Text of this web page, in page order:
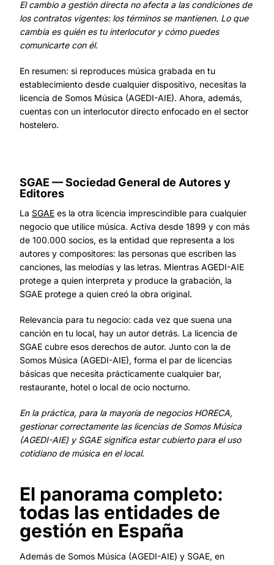
El cambio a gestión directa no afecta a las condiciones de
los contratos vigentes: los términos se mantienen. Lo que
cambia es quién es tu interlocutor y cómo puedes
comunicarte con él.
En resumen: si reproduces música grabada en tu
establecimiento desde cualquier dispositivo, necesitas la
licencia de Somos Música (AGEDI-AIE). Ahora, además,
cuentas con un interlocutor directo enfocado en el sector
hostelero.
SGAE — Sociedad General de Autores y
Editores
La SGAE es la otra licencia imprescindible para cualquier
negocio que utilice música. Activa desde 1899 y con más
de 100.000 socios, es la entidad que representa a los
autores y compositores: las personas que escriben las
canciones, las melodías y las letras. Mientras AGEDI-AIE
protege a quien interpreta y produce la grabación, la
SGAE protege a quien creó la obra original.
Relevancia para tu negocio: cada vez que suena una
canción en tu local, hay un autor detrás. La licencia de
SGAE cubre esos derechos de autor. Junto con la de
Somos Música (AGEDI-AIE), forma el par de licencias
básicas que necesita prácticamente cualquier bar,
restaurante, hotel o local de ocio nocturno.
En la práctica, para la mayoría de negocios HORECA,
gestionar correctamente las licencias de Somos Música
(AGEDI-AIE) y SGAE significa estar cubierto para el uso
cotidiano de música en el local.
El panorama completo:
todas las entidades de
gestión en España
Además de Somos Música (AGEDI-AIE) y SGAE, en